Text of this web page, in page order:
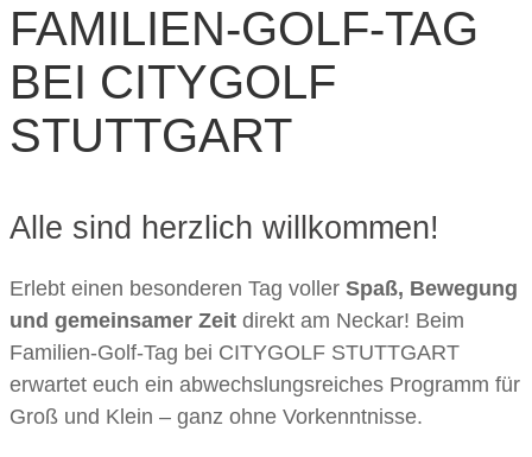
FAMILIEN-GOLF-TAG
BEI CITYGOLF
STUTTGART
Alle sind herzlich willkommen!
Erlebt einen besonderen Tag voller Spaß, Bewegung
und gemeinsamer Zeit direkt am Neckar! Beim
Familien-Golf-Tag bei CITYGOLF STUTTGART
erwartet euch ein abwechslungsreiches Programm für
Groß und Klein – ganz ohne Vorkenntnisse.